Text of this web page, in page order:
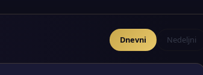
Dnevni Nedeljni